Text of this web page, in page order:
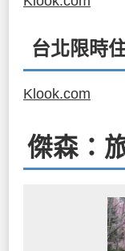
台北限時
Klook.com
傑森：